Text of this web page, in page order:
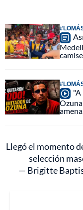
"A
Llegó el momento
selección
— Brigitte